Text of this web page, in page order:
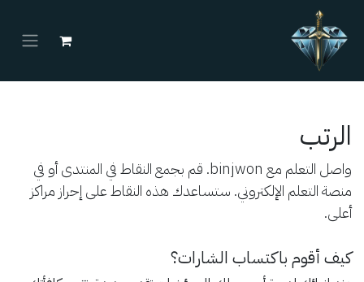
تخطي للذهاب إلى المحتوى
الرتب
واصل التعلم مع binjwon. قم بجمع النقاط في المنتدى أو في
منصة التعلم الإلكتروني. ستساعدك هذه النقاط على إحراز مراكز
أعلى.
كيف أقوم باكتساب الشارات؟